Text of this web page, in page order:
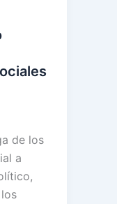
de los
a